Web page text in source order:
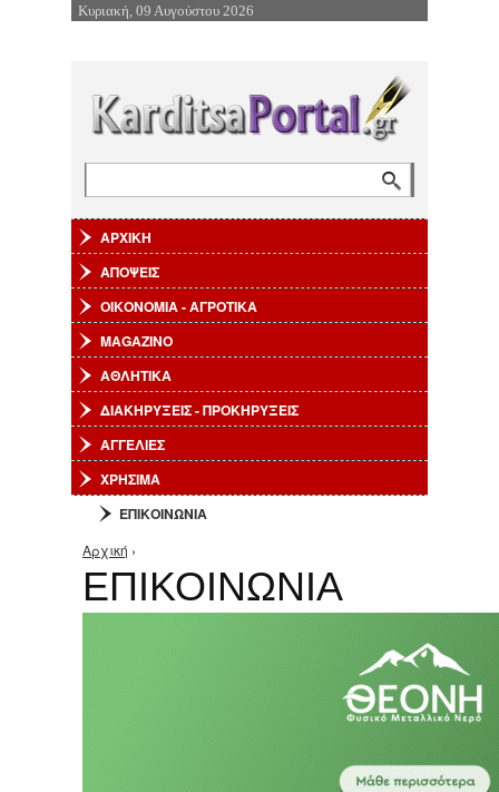
Επιστροφή στην Πλοήγηση
Κυριακή, 09 Αυγούστου 2026
ΑΡΧΙΚΗ
ΑΠΟΨΕΙΣ
ΟΙΚΟΝΟΜΙΑ - ΑΓΡΟΤΙΚΑ
MAGAZINO
ΑΘΛΗΤΙΚΑ
ΔΙΑΚΗΡΥΞΕΙΣ - ΠΡΟΚΗΡΥΞΕΙΣ
ΑΓΓΕΛΙΕΣ
ΧΡΗΣΙΜΑ
ΕΠΙΚΟΙΝΩΝΙΑ
Είστε εδώ
Αρχική ›
ΕΠΙΚΟΙΝΩΝΙΑ